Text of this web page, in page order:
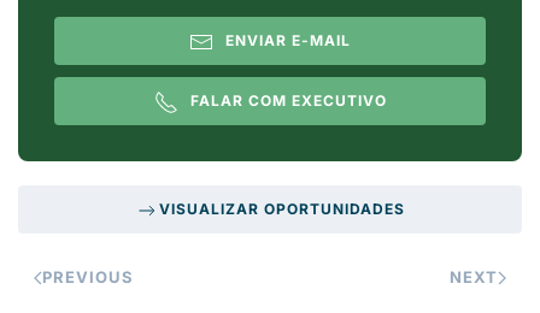
ENVIAR E-MAIL
FALAR COM EXECUTIVO
VISUALIZAR OPORTUNIDADES
PREVIOUS NEXT